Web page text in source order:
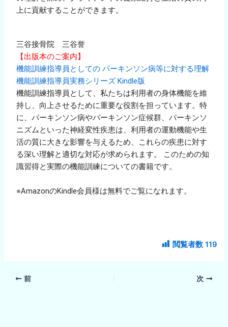
上に貢献することができます。
三谷接骨院 三谷誉
【出版本のご案内】
機能訓練指導員としての パーキンソン病等に対する理解
機能訓練指導員実務シリーズ Kindle版
機能訓練指導員として、私たちは利用者の身体機能を維
持し、向上させるために重要な役割を担っています。特
に、パーキンソン病やパーキンソン症候群、パーキンソ
ニズムといった神経変性疾患は、利用者の運動機能や生
活の質に大きな影響を与えるため、これらの疾患に対す
る深い理解と適切な対応が求められます。 このための知
識習得と実際の機能訓練についての書籍です。
※AmazonのKindle会員様は無料でご覧になれます。
閲覧者数 119
前 次